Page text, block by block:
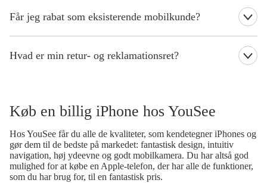
Det er muligt at afdrage lånet via Betalingsservice, Giro/FIK
månedligt på lånet til Resurs Bank. Spørgsmål angående lån skal
rettes til Resurs Bank. Bemærk at det ikke er muligt at oprette et
Får jeg rabat som eksisterende mobilkunde?
Log ind øverst på siden, for at se, om du kan få rabat.
Hvad er min retur- og reklamationsret?
Køb en billig iPhone hos YouSee
Hos YouSee får du alle de kvaliteter, som kendetegner iPhones og
gør dem til de bedste på markedet: fantastisk design, intuitiv
navigation, høj ydeevne og godt mobilkamera. Du har altså god
mulighed for at købe en Apple-telefon, der har alle de funktioner,
som du har brug for, til en fantastisk pris.